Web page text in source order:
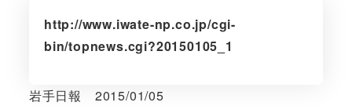
http://www.iwate-np.co.jp/cgi-
bin/topnews.cgi?20150105_1
岩手日報 2015/01/05